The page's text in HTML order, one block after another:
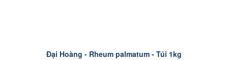
Đại Hoàng - Rheum palmatum - Túi 1kg